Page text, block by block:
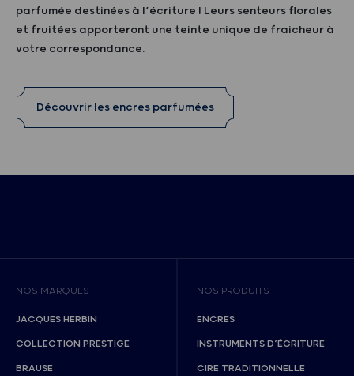
parfumée destinées à l’écriture ! Leurs senteurs florales
et fruitées apporteront une teinte unique de fraicheur à
votre correspondance.
Découvrir les encres parfumées
NOS MARQUES
JACQUES HERBIN
COLLECTION PRESTIGE
BRAUSE
NOS PRODUITS
ENCRES
INSTRUMENTS D’ÉCRITURE
CIRE TRADITIONNELLE